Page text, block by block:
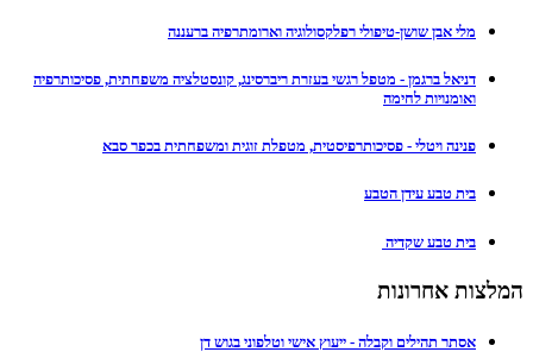
מלי אבן שושן-טיפולי רפלקסולוגיה וארומתרפיה ברעננה
דניאל ברגמן - מטפל רגשי בעזרת ריברסינג, קונסטלציה משפחתית, פסיכותרפיה
ואומנויות לחימה
פנינה ויטלי - פסיכותרפיסטית, מטפלת זוגית ומשפחתית בכפר סבא
בית טבע עידן הטבע
בית טבע שקדיה
המלצות אחרונות
אסתר תהילים וקבלה - ייעוץ אישי וטלפוני בגוש דן